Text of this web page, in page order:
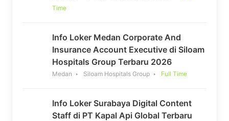
Time
Info Loker Medan Corporate And
Insurance Account Executive di Siloam
Hospitals Group Terbaru 2026
Medan Siloam Hospitals Group Full Time
Info Loker Surabaya Digital Content
Staff di PT Kapal Api Global Terbaru